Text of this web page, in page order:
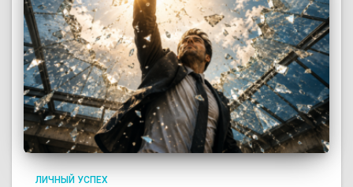
ЛИЧНЫЙ УСПЕХ